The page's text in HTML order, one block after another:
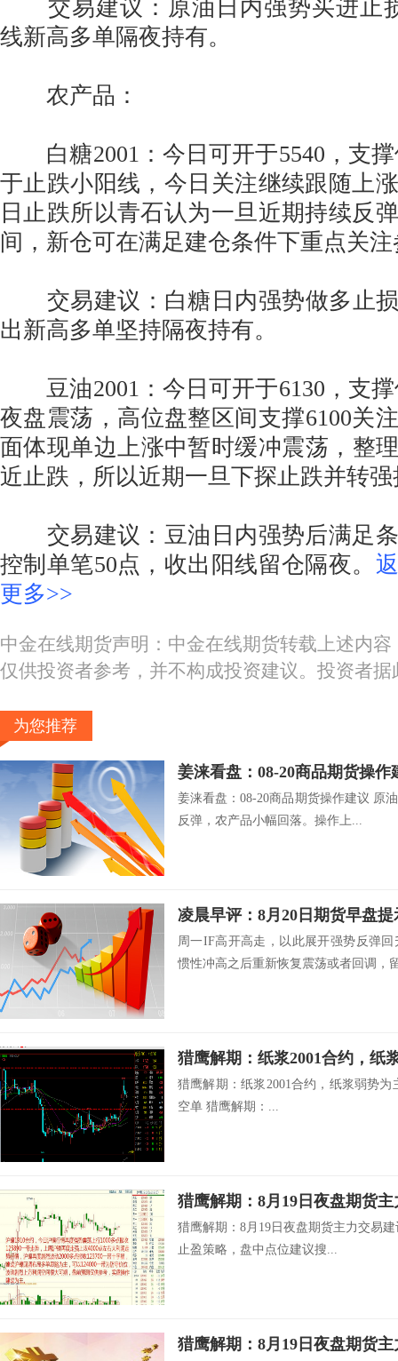
交易建议：原油日内强势买进止
线新高多单隔夜持有。
农产品：
白糖2001：今日可开于5540，支撑
于止跌小阳线，今日关注继续跟随上
日止跌所以青石认为一旦近期持续反
间，新仓可在满足建仓条件下重点关
交易建议：白糖日内强势做多止损
出新高多单坚持隔夜持有。
豆油2001：今日可开于6130，支撑
夜盘震荡，高位盘整区间支撑6100关
面体现单边上涨中暂时缓冲震荡，整
近止跌，所以近期一旦下探止跌并转
交易建议：豆油日内强势后满足条
控制单笔50点，收出阳线留仓隔夜。
更多>>
中金在线期货声明：中金在线期货转载上述内
仅供投资者参考，并不构成投资建议。投资者
为您推荐
姜涞看盘：08-20商品期货操作
姜涞看盘：08-20商品期货操作建议 原
反弹，农产品小幅回落。操作上...
凌晨早评：8月20日期货早盘提
周一IF高开高走，以此展开强势反弹
惯性冲高之后重新恢复震荡或者回调，
猎鹰解期：纸浆2001合约，纸浆弱势为
空单 猎鹰解期：...
猎鹰解期：8月19日夜盘期货
猎鹰解期：8月19日夜盘期货主力交易
止盈策略，盘中点位建议搜...
猎鹰解期：8月19日夜盘期货